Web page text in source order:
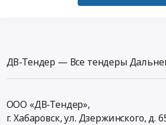
ДВ-Тендер — Все тендеры
ООО «ДВ-Тендер»,
г. Хабаровск,ул. Дзержинского, д.